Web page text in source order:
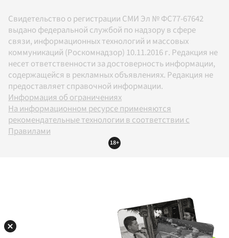
Свидетельство о регистрации СМИ Эл № ФС77-67642
выдано федеральной службой по надзору в сфере
связи, информационных технологий и массовых
коммуникаций (Роскомнадзор) 10.11.2016 г. Редакция не
несет ответственности за достоверность информации,
содержащейся в рекламных объявлениях. Редакция не
предоставляет справочной информации.
Информация об ограничениях
На информационном ресурсе применяются
рекомендательные технологии в соответствии с
Правилами
18+